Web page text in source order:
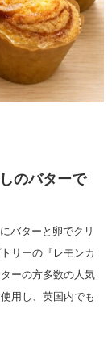
のバターで
バターと卵でクリ
リーの『レモンカ
ーの方多数の人気
用し、英国内でも